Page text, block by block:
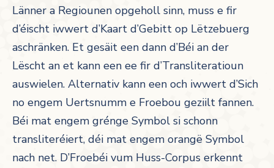
Länner a Regiounen opgeholl sinn, muss e fir
d’éischt iwwert d’Kaart d’Gebitt op Lëtzebuerg
aschränken. Et gesäit een dann d’Béi an der
Lëscht an et kann een ee fir d’Transliteratioun
auswielen. Alternativ kann een och iwwert d’Sich
no engem Uertsnumm e Froebou geziilt fannen.
Béi mat engem grénge Symbol si schonn
transliteréiert, déi mat engem orangë Symbol
nach net. D’Froebéi vum Huss-Corpus erkennt